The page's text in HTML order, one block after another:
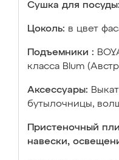
Сушка для посуды:
Цоколь: в цвет
Подъемники :
класса Blum
Аксессуары:
бутылочницы,
Пристеночный
навески,